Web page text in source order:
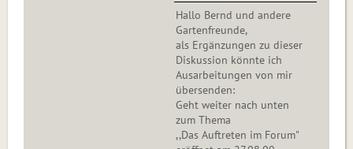
Hallo Bernd und andere
Gartenfreunde,
als Ergänzungen zu dieser
Diskussion könnte ich
Ausarbeitungen von mir
übersenden:
Geht weiter nach unten
zum Thema
,,Das Auftreten im Forum"